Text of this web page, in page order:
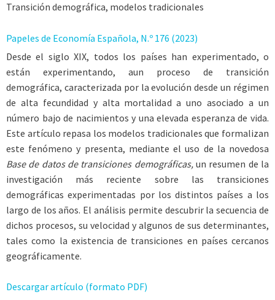
Transición demográfica, modelos tradicionales
Papeles de Economía Española, N.º 176 (2023)
Desde el siglo XIX, todos los países han experimentado, o
están experimentando, aun proceso de transición
demográfica, caracterizada por la evolución desde un régimen
de alta fecundidad y alta mortalidad a uno asociado a un
número bajo de nacimientos y una elevada esperanza de vida.
Este artículo repasa los modelos tradicionales que formalizan
este fenómeno y presenta, mediante el uso de la novedosa
Base de datos de transiciones demográficas, un resumen de la
investigación más reciente sobre las transiciones
demográficas experimentadas por los distintos países a los
largo de los años. El análisis permite descubrir la secuencia de
dichos procesos, su velocidad y algunos de sus determinantes,
tales como la existencia de transiciones en países cercanos
geográficamente.
Descargar artículo (formato PDF)